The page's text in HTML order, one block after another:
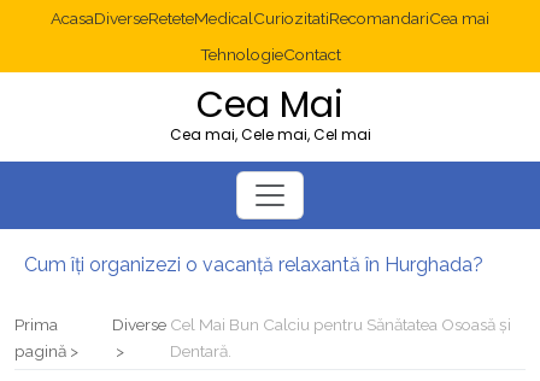
AcasaDiverseReteteMedicalCuriozitatiRecomandariCea mai
TehnologieContact
Cea Mai
Cea mai, Cele mai, Cel mai
Cum îți organizezi o vacanță relaxantă în Hurghada?
Multisite WordPress și Mastodon: cum gestionezi mai multe site-uri
Prima
pagină
Diverse Cel Mai Bun Calciu pentru Sănătatea Osoasă și
Dentară.